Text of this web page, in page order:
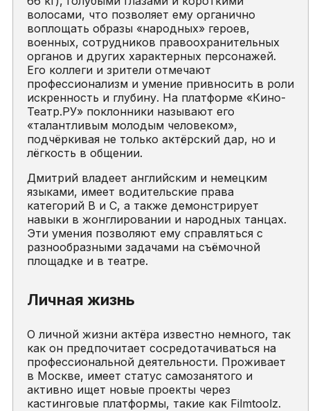
волосами, что позволяет ему органично
воплощать образы «народных» героев,
военных, сотрудников правоохранительных
органов и других характерных персонажей.
Его коллеги и зрители отмечают
профессионализм и умение привносить в роли
искренность и глубину. На платформе «Кино-
Театр.РУ» поклонники называют его
«талантливым молодым человеком»,
подчёркивая не только актёрский дар, но и
лёгкость в общении.
Дмитрий владеет английским и немецким
языками, имеет водительские права
категорий B и C, а также демонстрирует
навыки в жонглировании и народных танцах.
Эти умения позволяют ему справляться с
разнообразными задачами на съёмочной
площадке и в театре.
Личная жизнь
О личной жизни актёра известно немного, так
как он предпочитает сосредотачиваться на
профессиональной деятельности. Проживает
в Москве, имеет статус самозанятого и
активно ищет новые проекты через
кастинговые платформы, такие как Filmtoolz.